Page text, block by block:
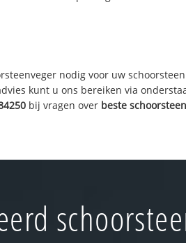
nodig voor uw
kunt u ons bereiken via
bij vragen over beste